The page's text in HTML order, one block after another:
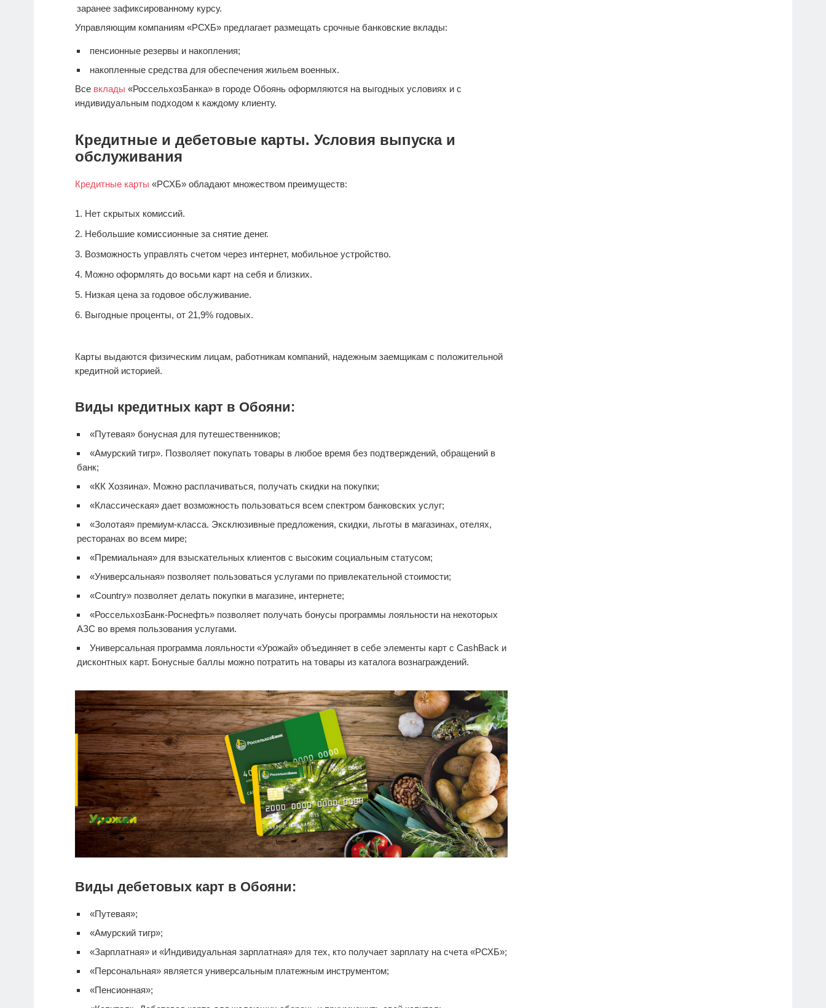
заранее зафиксированному курсу.
Управляющим компаниям «РСХБ» предлагает размещать срочные банковские вклады:
пенсионные резервы и накопления;
накопленные средства для обеспечения жильем военных.
Все вклады «РоссельхозБанка» в городе Обоянь оформляются на выгодных условиях и с
индивидуальным подходом к каждому клиенту.
Кредитные и дебетовые карты. Условия выпуска и
обслуживания
Кредитные карты «РСХБ» обладают множеством преимуществ:
Нет скрытых комиссий.
Небольшие комиссионные за снятие денег.
Возможность управлять счетом через интернет, мобильное устройство.
Можно оформлять до восьми карт на себя и близких.
Низкая цена за годовое обслуживание.
Выгодные проценты, от 21,9% годовых.
Карты выдаются физическим лицам, работникам компаний, надежным заемщикам с положительной
кредитной историей.
Виды кредитных карт в Обояни:
«Путевая» бонусная для путешественников;
«Амурский тигр». Позволяет покупать товары в любое время без подтверждений, обращений в
банк;
«КК Хозяина». Можно расплачиваться, получать скидки на покупки;
«Классическая» дает возможность пользоваться всем спектром банковских услуг;
«Золотая» премиум-класса. Эксклюзивные предложения, скидки, льготы в магазинах, отелях,
ресторанах во всем мире;
«Премиальная» для взыскательных клиентов с высоким социальным статусом;
«Универсальная» позволяет пользоваться услугами по привлекательной стоимости;
«Country» позволяет делать покупки в магазине, интернете;
«РоссельхозБанк-Роснефть» позволяет получать бонусы программы лояльности на некоторых
АЗС во время пользования услугами.
Универсальная программа лояльности «Урожай» объединяет в себе элементы карт с CashBack и
дисконтных карт. Бонусные баллы можно потратить на товары из каталога вознаграждений.
Виды дебетовых карт в Обояни:
«Путевая»;
«Амурский тигр»;
«Зарплатная» и «Индивидуальная зарплатная» для тех, кто получает зарплату на счета «РСХБ»;
«Персональная» является универсальным платежным инструментом;
«Пенсионная»;